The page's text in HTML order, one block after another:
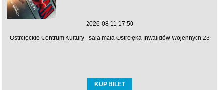
2026-08-11 17:50
Ostrołęckie Centrum Kultury - sala mała Ostrołęka Inwalidów Wojennych 23
KUP BILET